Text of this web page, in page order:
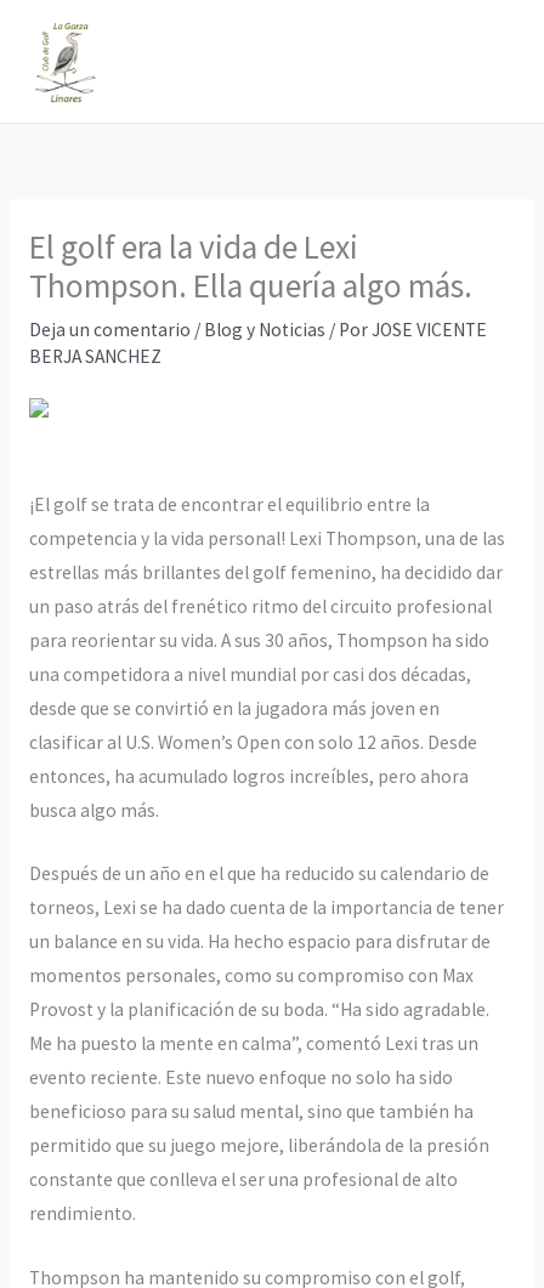
contenido
El golf era la vida de Lexi
Thompson. Ella quería algo más.
Deja un comentario / Blog y Noticias / PorJOSE VICENTE
BERJA SANCHEZ
¡El golf se trata de encontrar el equilibrio entre la
competencia y la vida personal! Lexi Thompson, una de las
estrellas más brillantes del golf femenino, ha decidido dar
un paso atrás del frenético ritmo del circuito profesional
para reorientar su vida. A sus 30 años, Thompson ha sido
una competidora a nivel mundial por casi dos décadas,
desde que se convirtió en la jugadora más joven en
clasificar al U.S. Women’s Open con solo 12 años. Desde
entonces, ha acumulado logros increíbles, pero ahora
busca algo más.
Después de un año en el que ha reducido su calendario de
torneos, Lexi se ha dado cuenta de la importancia de tener
un balance en su vida. Ha hecho espacio para disfrutar de
momentos personales, como su compromiso con Max
Provost y la planificación de su boda. “Ha sido agradable.
Me ha puesto la mente en calma”, comentó Lexi tras un
evento reciente. Este nuevo enfoque no solo ha sido
beneficioso para su salud mental, sino que también ha
permitido que su juego mejore, liberándola de la presión
constante que conlleva el ser una profesional de alto
rendimiento.
Thompson ha mantenido su compromiso con el golf,